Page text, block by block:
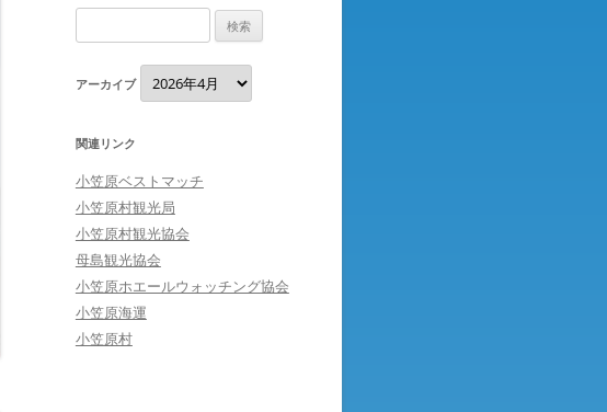
索:
アーカイブ
ア
ー
カ
関連リンク
小笠原ベストマッチ
小笠原村観光局
小笠原村観光協会
母島観光協会
小笠原ホエールウォッチング協会
小笠原海運
小笠原村